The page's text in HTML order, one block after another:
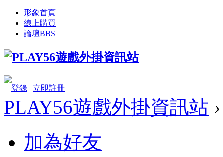
形象首頁
線上購買
論壇BBS
登錄 | 立即註冊
PLAY56遊戲外掛資訊站 ›
加為好友